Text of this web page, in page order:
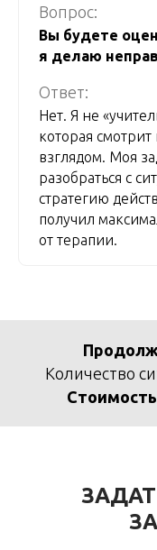
Вопрос:
Вы будете
я делаю
Ответ:
Нет. Я не
которая
взглядом. Моя
разобраться с
стратегию
получил
от терапии.
Количество